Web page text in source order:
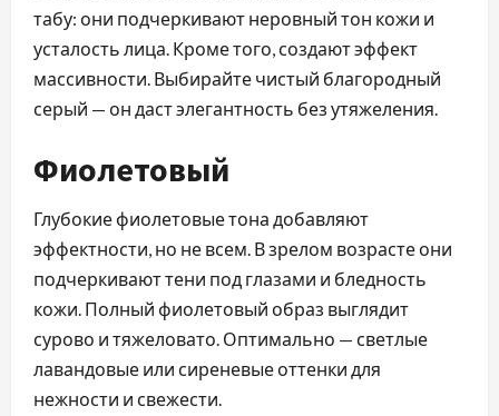
табу: они подчеркивают неровный тон кожи и
усталость лица. Кроме того, создают эффект
массивности. Выбирайте чистый благородный
серый — он даст элегантность без утяжеления.
Фиолетовый
Глубокие фиолетовые тона добавляют
эффектности, но не всем. В зрелом возрасте они
подчеркивают тени под глазами и бледность
кожи. Полный фиолетовый образ выглядит
сурово и тяжеловато. Оптимально — светлые
лавандовые или сиреневые оттенки для
нежности и свежести.